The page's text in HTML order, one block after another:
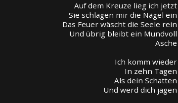
Auf dem Kreuze lieg ich jetzt
Sie schlagen mir die Nägel ein
Das Feuer wäscht die Seele rein
Und übrig bleibt ein Mundvoll
Asche
Ich komm wieder
In zehn Tagen
Als dein Schatten
Und werd dich jagen